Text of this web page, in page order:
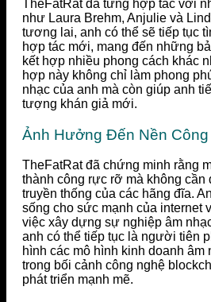
TheFatRat đã từng hợp tác với
như Laura Brehm, Anjulie và
tương lai, anh có thể sẽ tiếp tục
hợp tác mới, mang đến những
kết hợp nhiều phong cách khác
hợp này không chỉ làm phong
nhạc của anh mà còn giúp anh
tượng khán giả mới.
Ảnh Hưởng Đến Nền
TheFatRat đã chứng minh rằng
thành công rực rỡ mà không cần
truyền thống của các hãng đĩa.
sống cho sức mạnh của internet
việc xây dựng sự nghiệp âm
anh có thể tiếp tục là người tiên
hình các mô hình kinh doanh âm
trong bối cảnh công nghệ
phát triển mạnh mẽ.